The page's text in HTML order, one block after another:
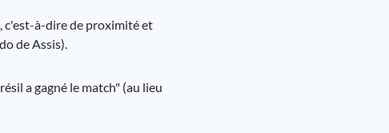
c'est-à-dire de proximité et
de Assis).
a gagné le match" (au lieu